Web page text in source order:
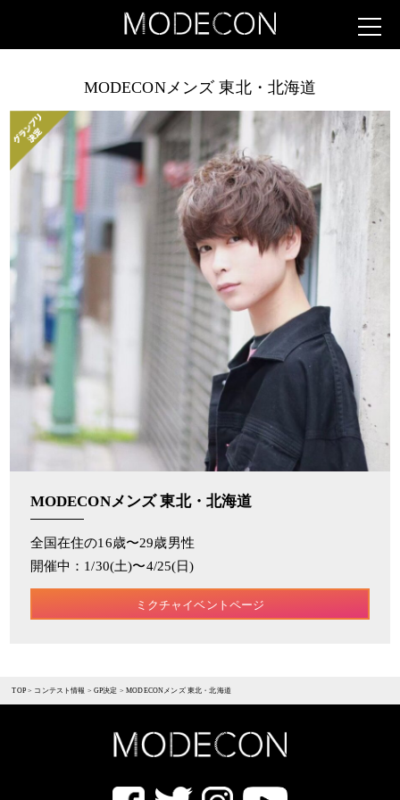
MODECONメンズ 東北・北海道
MODECONメンズ 東北・北海道
全国在住の16歳〜29歳男性
開催中：1/30(土)〜4/25(日)
ミクチャイベントページ
TOP> コンテスト情報 >GP決定 >MODECONメンズ 東北・北海道